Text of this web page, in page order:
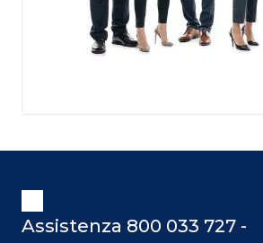
Assistenza 800 033 727 -